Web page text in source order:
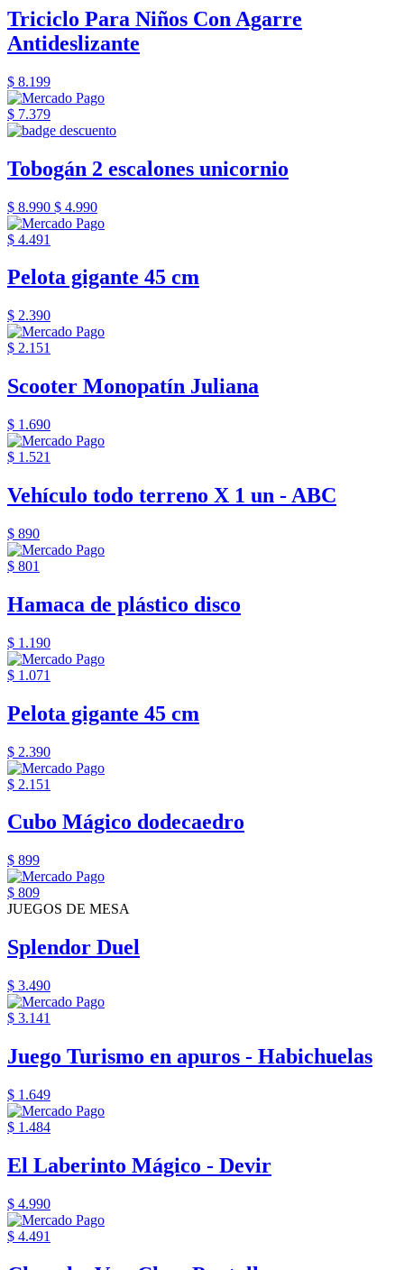
Triciclo Para Niños Con Agarre
Antideslizante
$ 8.199
$ 7.379
Tobogán 2 escalones unicornio
$ 8.990 $ 4.990
$ 4.491
Pelota gigante 45 cm
$ 2.390
$ 2.151
Scooter Monopatín Juliana
$ 1.690
$ 1.521
Vehículo todo terreno X 1 un - ABC
$ 890
$ 801
Hamaca de plástico disco
$ 1.190
$ 1.071
Pelota gigante 45 cm
$ 2.390
$ 2.151
Cubo Mágico dodecaedro
$ 899
$ 809
JUEGOS DE MESA
Splendor Duel
$ 3.490
$ 3.141
Juego Turismo en apuros - Habichuelas
$ 1.649
$ 1.484
El Laberinto Mágico - Devir
$ 4.990
$ 4.491